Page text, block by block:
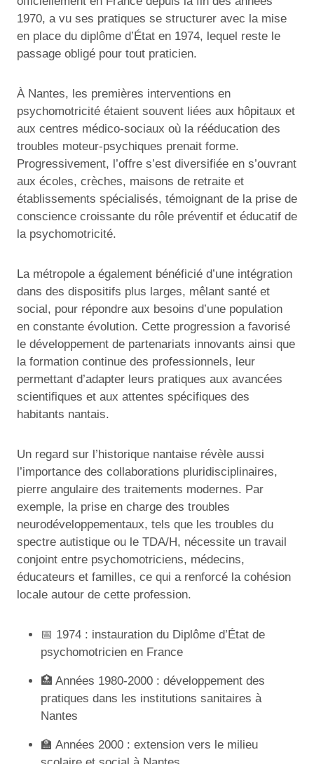
1970, a vu ses pratiques se structurer avec la mise
en place du diplôme d’État en 1974, lequel reste le
passage obligé pour tout praticien.
À Nantes, les premières interventions en
psychomotricité étaient souvent liées aux hôpitaux et
aux centres médico-sociaux où la rééducation des
troubles moteur-psychiques prenait forme.
Progressivement, l’offre s’est diversifiée en s’ouvrant
aux écoles, crèches, maisons de retraite et
établissements spécialisés, témoignant de la prise de
conscience croissante du rôle préventif et éducatif de
la psychomotricité.
La métropole a également bénéficié d’une intégration
dans des dispositifs plus larges, mêlant santé et
social, pour répondre aux besoins d’une population
en constante évolution. Cette progression a favorisé
le développement de partenariats innovants ainsi que
la formation continue des professionnels, leur
permettant d’adapter leurs pratiques aux avancées
scientifiques et aux attentes spécifiques des
habitants nantais.
Un regard sur l’historique nantaise révèle aussi
l’importance des collaborations pluridisciplinaires,
pierre angulaire des traitements modernes. Par
exemple, la prise en charge des troubles
neurodéveloppementaux, tels que les troubles du
spectre autistique ou le TDA/H, nécessite un travail
conjoint entre psychomotriciens, médecins,
éducateurs et familles, ce qui a renforcé la cohésion
locale autour de cette profession.
📅 1974 : instauration du Diplôme d’État de
psychomotricien en France
🏥 Années 1980-2000 : développement des
pratiques dans les institutions sanitaires à
Nantes
🏫 Années 2000 : extension vers le milieu